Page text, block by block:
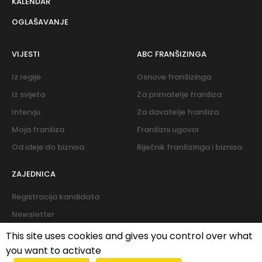
OGLAŠAVANJE
VIJESTI
Iz regije
Iz svijeta
Intervju
Moja franšiza
Od ideje do biznisa
ABC FRANŠIZINGA
Osnove franšizinga
Za primatelje franšiza
Za davatelje franšiza
Franšizni ugovor
Riječnik franšizinga i biznisa
ZAJEDNICA
Registracija kandidata
Newsletter
Forum
This site uses cookies and gives you control over what
you want to activate